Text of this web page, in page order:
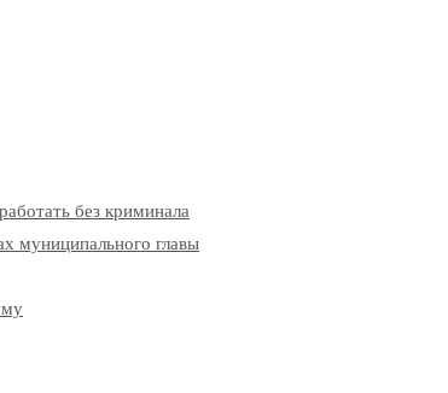
без криминала
муниципального главы